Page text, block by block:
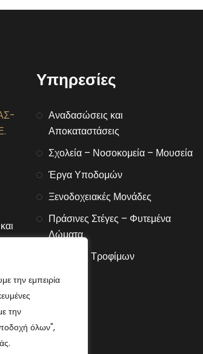
την εμπειρία
την
όλων",
Υπηρεσίες
Αναδασώσεις και
Αποκαταστάσεις
Σχολεία – Νοσοκομεία – Μουσεία
Έργα Υποδομών
Ξενοδοχειακές Μονάδες
Πράσινες Στέγες – Φυτεμένα
Δώματα
Αλυσίδες Τροφίμων